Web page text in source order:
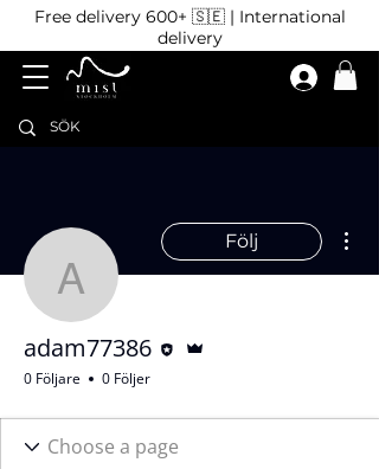
Free delivery 600+ 🇸🇪 | International
delivery
adam77386
Följ
adam77386
0 Följare 0 Följer